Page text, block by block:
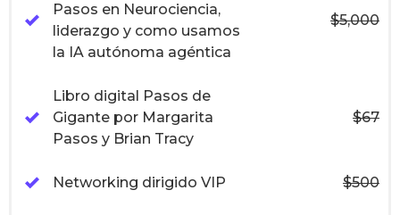
Pasos en Neurociencia,
liderazgo y como usamos
la IA autónoma agéntica
$5,000
Libro digital Pasos de
Gigante por Margarita
Pasos y Brian Tracy
$67
Networking dirigido VIP $500